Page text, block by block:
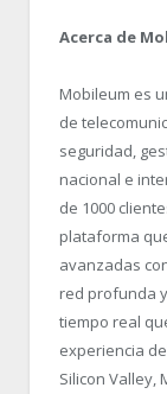
Acerca de
Mobileum es
de
seguridad,
nacional e
de 1000
plataforma
avanzadas
red profunda
tiempo real
experiencia
Silicon Valley,